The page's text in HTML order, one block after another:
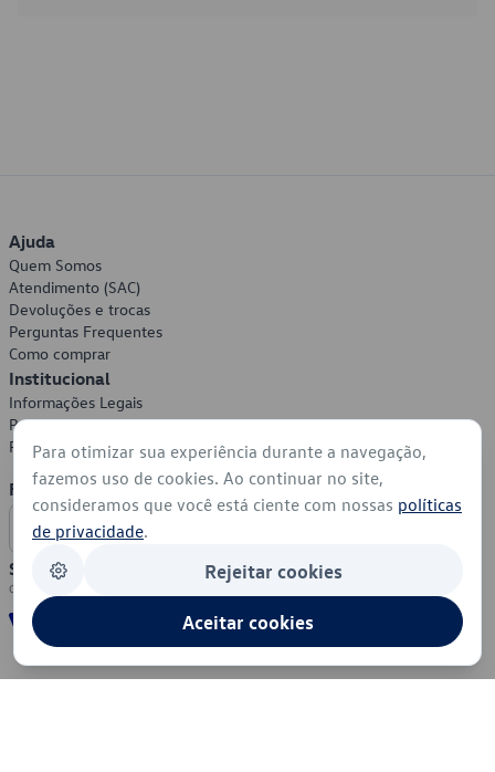
Ajuda
Quem Somos
Atendimento (SAC)
Devoluções e trocas
Perguntas Frequentes
Como comprar
Institucional
Informações Legais
Política de Privacidade
Política de Cookies
Formas de Pagamento
Segurança
Para otimizar sua experiência durante a navegação,
fazemos uso de cookies. Ao continuar no site,
consideramos que você está ciente com nossas políticas
de privacidade.
Rejeitar cookies
Aceitar cookies